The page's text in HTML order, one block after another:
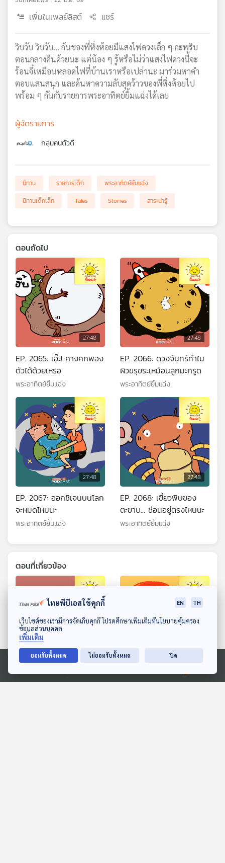
ไทย
แผนที่
วิทยุ
เครือ
ดาวน์โหลด Thai PBS Podcast Application
Ⓒ 2020 องค์การกระจายเสียงและแพร่ภาพสาธารณะแห่งประเทศไทย
เพิ่มในเพลย์ลิสต์ แชร์
วิบวับ วิบวับ... ก้นของพี่หิ่งห้อยมีแสงไฟดวงเล็ก ๆ กะพริบ
ตอนกลางคืนด้วยนะ แต่น้อง ๆ รู้หรือไม่ว่าแสงไฟดวงนี้จะ
ร้อนจี๋เหมือนหลอดไฟที่บ้านเราหรือเปล่านะ มาร่วมหาคำ
ตอบแสนสนุก และค้นหาความลับสุดว้าวของพี่หิ่งห้อยไป
พร้อม ๆ กันกับรายการพระอาทิตย์ยิ้มแฉ่งได้เลย
ผู้จัดรายการ
กลุ่มคนตัวดี
นิทาน รายการเด็ก
พระอาทิตย์ยิ้มแฉ่ง
นิทานเด็กเล็ก
Tales Stories สาระน่ารู้
ตอนถัดไป
27:48
EP. 2065: เอ๊ะ! คางคกพอง
ตัวได้ด้วยเหรอ
พระอาทิตย์ยิ้มแฉ่ง
27:48
EP. 2066: ดวงจันทร์ทำไม
ผิวขรุขระเหมือนลูกมะกรูด
พระอาทิตย์ยิ้มแฉ่ง
27:48
EP. 2067: ออกซิเจนบนโลก
จะหมดไหมนะ
พระอาทิตย์ยิ้มแฉ่ง
27:48
EP. 2068: เขี้ยวพิษของ
ตะขาบ... ซ่อนอยู่ตรงไหนนะ
พระอาทิตย์ยิ้มแฉ่ง
ตอนที่เกี่ยวข้อง
27:48
EP. 2029: อวกาศหอมหรือ
EP. 2015: ลูกโป่งทำจาก
ไทยพีบีเอสใช้คุกกี้ EN TH
เว็บไซต์ของเรามีการจัดเก็บคุกกี้ โปรดศึกษาเพิ่มเติมที่นโยบายคุ้มครอง
ข้อมูลส่วนบุคคล
เพิ่มเติม
ยอมรับทั้งหมด ไม่ยอมรับทั้งหมด ปิด